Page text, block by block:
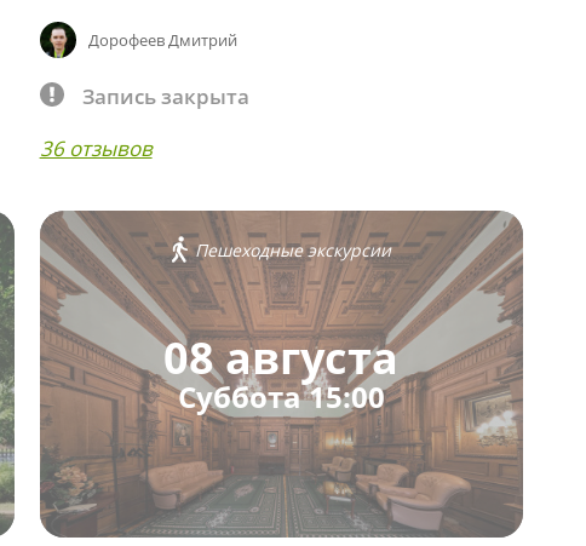
Дорофеев Дмитрий
Запись закрыта
36 отзывов
Пешеходные экскурсии
08 августа
Суббота 15:00